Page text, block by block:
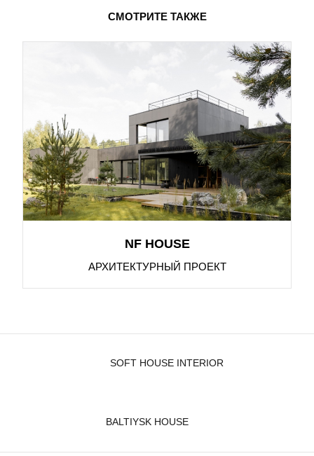
СМОТРИТЕ ТАКЖЕ
NF HOUSE
АРХИТЕКТУРНЫЙ ПРОЕКТ
SOFT HOUSE INTERIOR
BALTIYSK HOUSE